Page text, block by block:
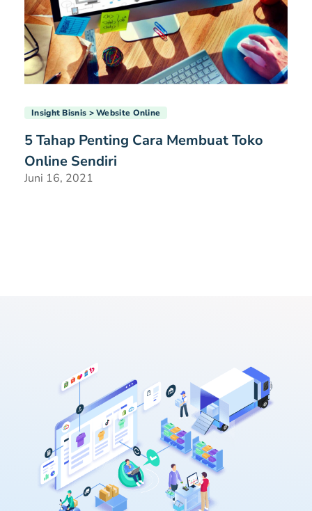
Insight Bisnis Website Online
5 Tahap Penting Cara Membuat Toko
Online Sendiri
Juni 16, 2021